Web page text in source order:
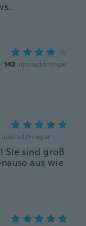
· 142 uppladdningar
uppladdningar
Sie sind groß
aus wie